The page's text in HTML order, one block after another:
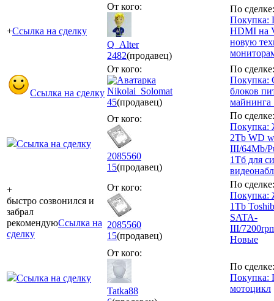
+Ссылка на сделку
От кого:
Q_Alter
2482(продавец)
По сделке:
Покупка:
HDMI на
новую
Ссылка на сделку
От кого:
Nikolai_Solomat
45(продавец)
По сделке:
Покупка:
блоков
майнинга
Ссылка на сделку
От кого:
2085560
15(продавец)
По сделке:
Покупка:
2Tb WD
III/64Mb/
1Тб для
+
быстро созвонился и
забрал
рекомендуюСсылка на
сделку
От кого:
2085560
15(продавец)
По сделке:
Покупка:
1Tb
SATA-
III/
Новые
Ссылка на сделку
От кого:
Tatka88
По сделке:
Покупка:
мотоцикл